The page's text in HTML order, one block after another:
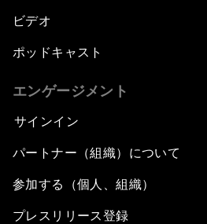
ビデオ
ポッドキャスト
エンゲージメント
サインイン
パートナー（組織）について
参加する（個人、組織）
プレスリリース登録